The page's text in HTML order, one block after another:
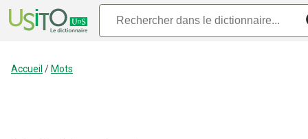
Accueil / Mots